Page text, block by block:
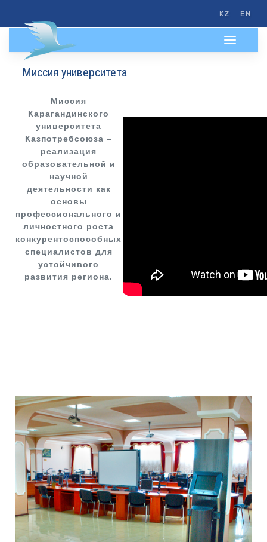
KZ EN
Миссия университета
Миссия
Карагандинского
университета
Казпотребсоюза –
реализация
образовательной и
научной
деятельности как
основы
профессионального и
личностного роста
конкурентоспособных
специалистов для
устойчивого
развития региона.